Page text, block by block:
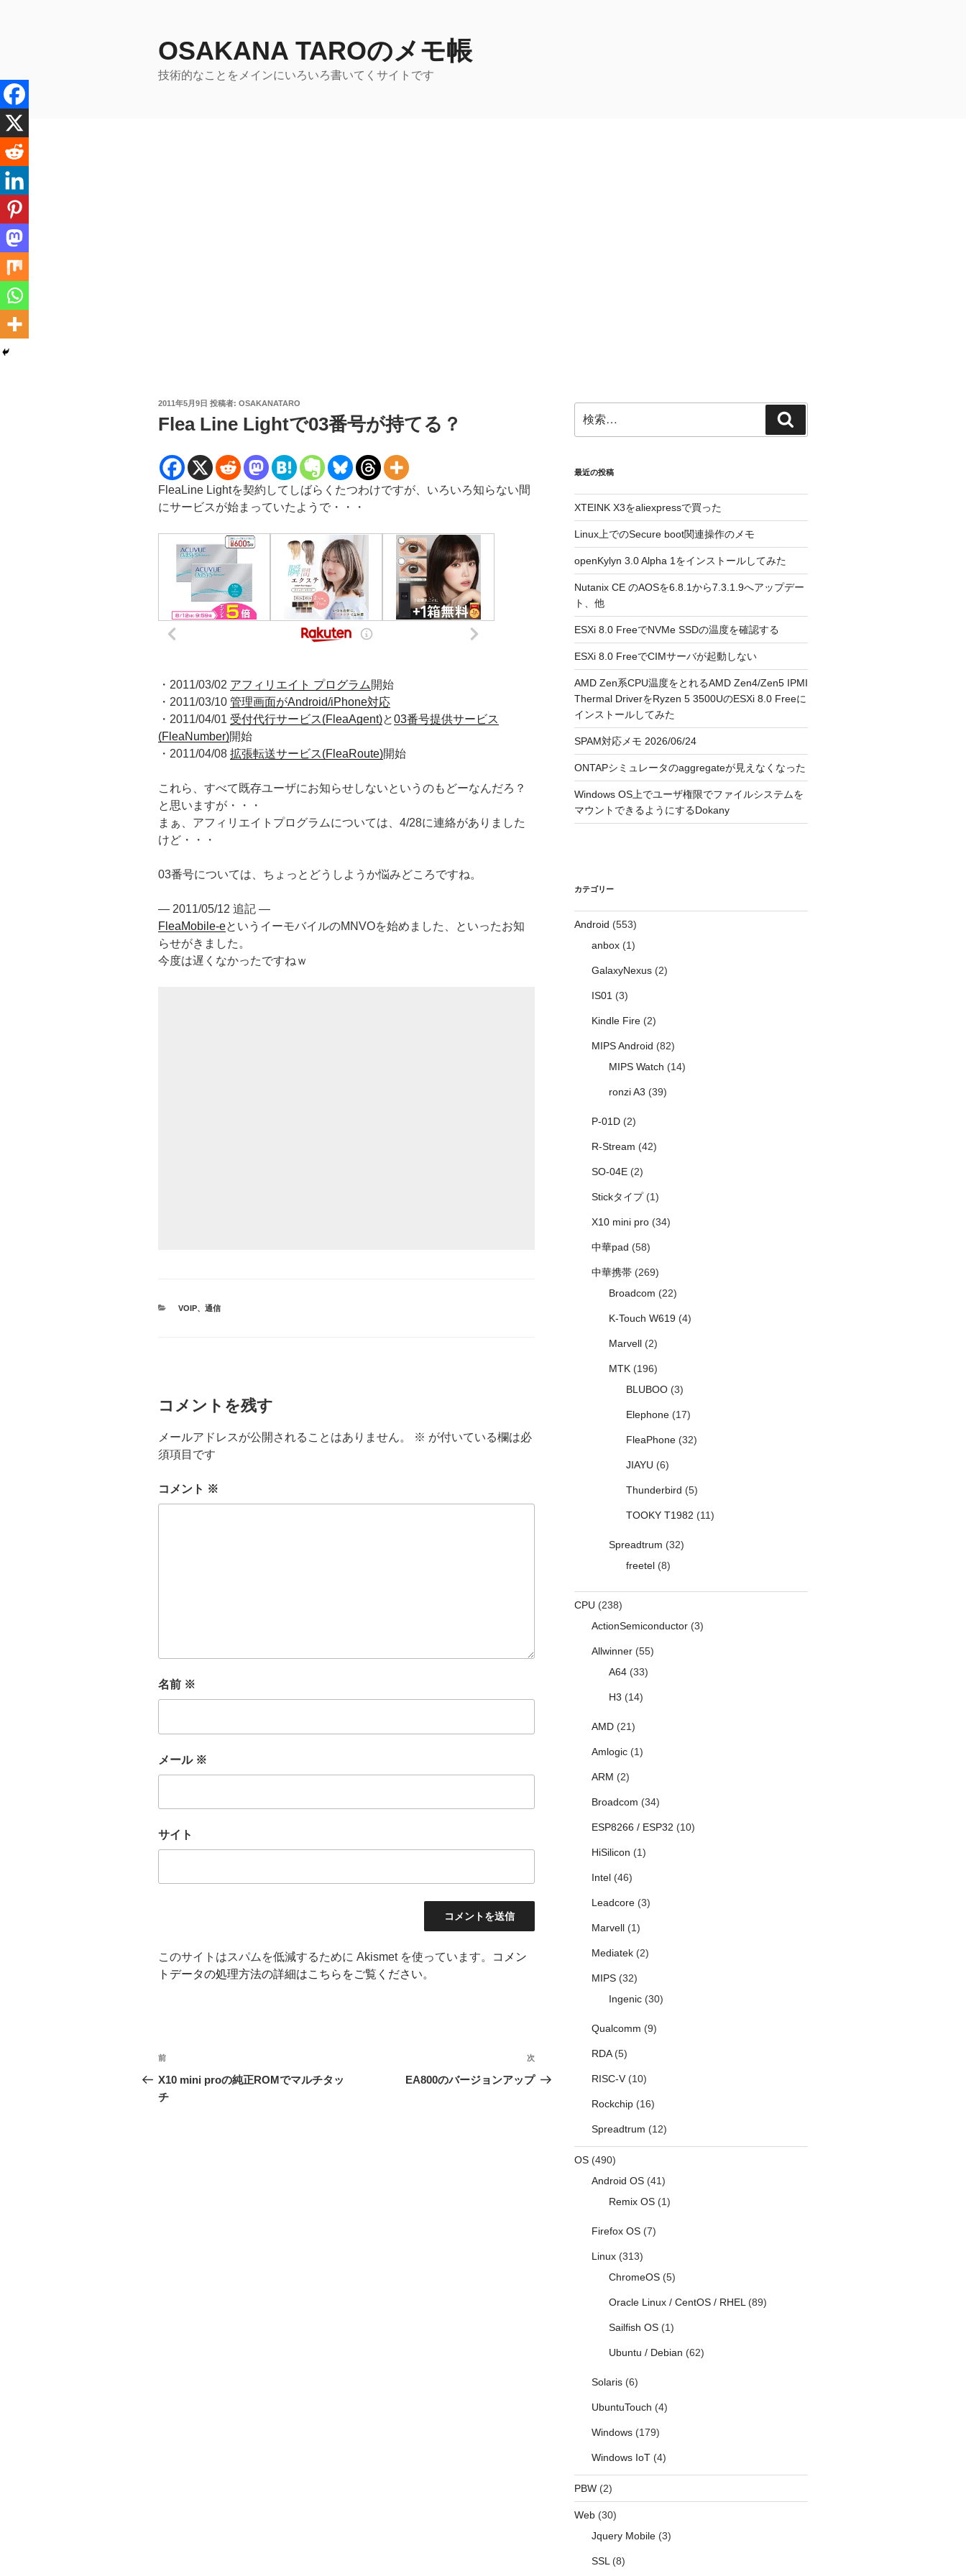
へ
ス
キ
プ
OSAKANA TAROのメモ帳
技術的なことをメインにいろいろ書いてくサイトです
投
日:
2011年5月9日 投稿者: OSAKANATARO
Flea Line Lightで03番号が持てる？
FleaLine Lightを契約してしばらくたつわけですが、いろいろ知らない間
にサービスが始まっていたようで・・・
・2011/03/02 アフィリエイト プログラム 開始
・2011/03/10 管理画面がAndroid/iPhone対応
・2011/04/01 受付代行サービス(FleaAgent)と03番号提供サービス
(FleaNumber)開始
・2011/04/08 拡張転送サービス(FleaRoute)開始
これら、すべて既存ユーザにお知らせしないというのもどーなんだろ？
と思いますが・・・
まぁ、アフィリエイトプログラムについては、4/28に連絡がありました
けど・・・
03番号については、ちょっとどうしようか悩みどころですね。
— 2011/05/12 追記 —
FleaMobile-eというイーモバイルのMNVOを始めました、といったお知
らせがきました。
今度は遅くなかったですねｗ
カ
VOIP、 通信
コメントを残す
メールアドレスが公開されることはありません。 ※ が付いている欄は必
須項目です
コメント ※
名前 ※
メール ※
サイト
このサイトはスパムを低減するために Akismet を使っています。
コメン
トデータの処理方法の詳細はこちらをご覧ください。
投
稿
ナ
前
の
投
前
X10 mini proの純正ROMでマルチタッ
チ
次
の
次
EA800のバージョンアップ
索:
索
最近の投稿
XTEINK X3をaliexpressで買った
Linux上でのSecure boot関連操作のメモ
openKylyn 3.0 Alpha 1をインストールしてみた
Nutanix CE のAOSを6.8.1から7.3.1.9へアップデー
ト、他
ESXi 8.0 FreeでNVMe SSDの温度を確認する
ESXi 8.0 FreeでCIMサーバが起動しない
AMD Zen系CPU温度をとれるAMD Zen4/Zen5 IPMI
Thermal DriverをRyzen 5 3500UのESXi 8.0 Freeに
インストールしてみた
SPAM対応メモ 2026/06/24
ONTAPシミュレータのaggregateが見えなくなった
Windows OS上でユーザ権限でファイルシステムを
マウントできるようにするDokany
カテゴリー
Android (553)
anbox(1)
GalaxyNexus(2)
IS01(3)
Kindle Fire(2)
MIPS Android (82)
MIPS Watch (14)
ronzi A3 (39)
P-01D(2)
R-Stream (42)
SO-04E(2)
Stickタイプ(1)
X10 mini pro(34)
中華pad (58)
中華携帯(269)
Broadcom (22)
K-Touch W619(4)
Marvell(2)
MTK(196)
BLUBOO(3)
Elephone(17)
FleaPhone(32)
JIAYU (6)
Thunderbird (5)
TOOKY T1982 (11)
Spreadtrum (32)
freetel(8)
CPU (238)
ActionSemiconductor(3)
Allwinner(55)
A64(33)
H3 (14)
AMD(21)
Amlogic(1)
ARM (2)
Broadcom (34)
ESP8266 / ESP32 (10)
HiSilicon (1)
Intel(46)
Leadcore(3)
Marvell(1)
Mediatek(2)
MIPS(32)
Ingenic(30)
Qualcomm (9)
RDA(5)
RISC-V(10)
Rockchip(16)
Spreadtrum (12)
OS(490)
Android OS(41)
Remix OS(1)
Firefox OS(7)
Linux(313)
ChromeOS(5)
Oracle Linux / CentOS / RHEL(89)
Sailfish OS(1)
Ubuntu / Debian (62)
Solaris(6)
UbuntuTouch (4)
Windows(179)
Windows IoT(4)
PBW(2)
Web(30)
Jquery Mobile(3)
SSL(8)